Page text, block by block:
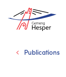
Publications